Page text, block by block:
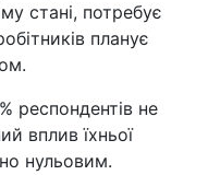
стані, потребує
планує
респондентів не
вплив їхньої
нульовим.